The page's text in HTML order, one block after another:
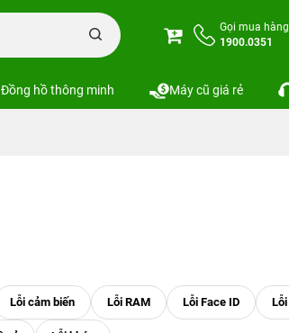
Gọi mua hàng
1900.0351
Đồng hồ thông minh Máy cũ giá rẻ